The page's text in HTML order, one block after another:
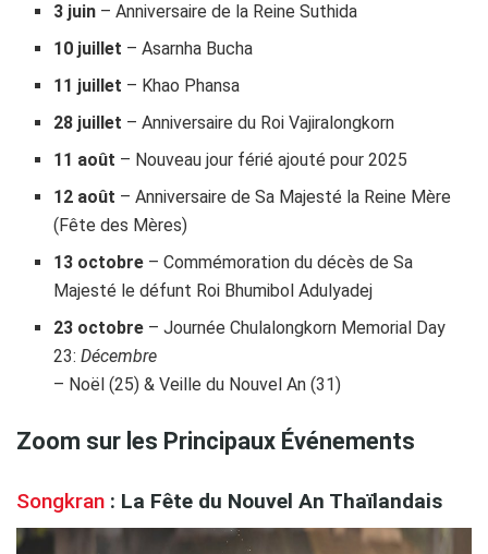
3 juin – Anniversaire de la Reine Suthida
10 juillet – Asarnha Bucha
11 juillet – Khao Phansa
28 juillet – Anniversaire du Roi Vajiralongkorn
11 août – Nouveau jour férié ajouté pour 2025
12 août – Anniversaire de Sa Majesté la Reine Mère
(Fête des Mères)
13 octobre – Commémoration du décès de Sa
Majesté le défunt Roi Bhumibol Adulyadej
23 octobre – Journée Chulalongkorn Memorial Day
23:Décembre
– Noël (25) & Veille du Nouvel An (31)
Zoom sur les Principaux Événements
Songkran : La Fête du Nouvel An Thaïlandais